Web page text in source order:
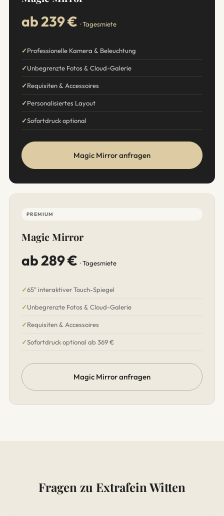
ab 239 € · Tagesmiete
Professionelle Kamera & Beleuchtung
Unbegrenzte Fotos & Cloud-Galerie
Requisiten & Accessoires
Personalisiertes Layout
Sofortdruck optional
Magic Mirror anfragen
PREMIUM
Magic Mirror
ab 289 € · Tagesmiete
65" interaktiver Touch-Spiegel
Unbegrenzte Fotos & Cloud-Galerie
Requisiten & Accessoires
Sofortdruck optional ab 369 €
Magic Mirror anfragen
Fragen zu Extrafein Witten